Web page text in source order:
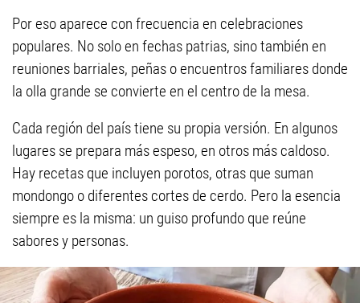
Por eso aparece con frecuencia en celebraciones
populares. No solo en fechas patrias, sino también en
reuniones barriales, peñas o encuentros familiares donde
la olla grande se convierte en el centro de la mesa.
Cada región del país tiene su propia versión. En algunos
lugares se prepara más espeso, en otros más caldoso.
Hay recetas que incluyen porotos, otras que suman
mondongo o diferentes cortes de cerdo. Pero la esencia
siempre es la misma: un guiso profundo que reúne
sabores y personas.